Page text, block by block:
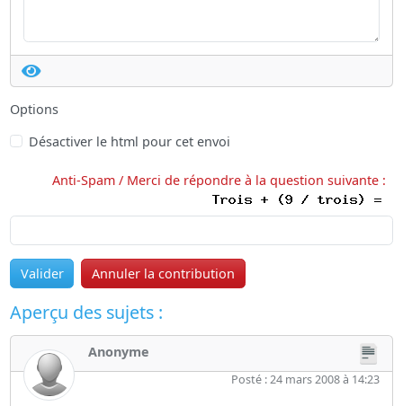
Options
Désactiver le html pour cet envoi
Anti-Spam / Merci de répondre à la question suivante :
Valider Annuler la contribution
Aperçu des sujets :
Anonyme
Posté : 24 mars 2008 à 14:23